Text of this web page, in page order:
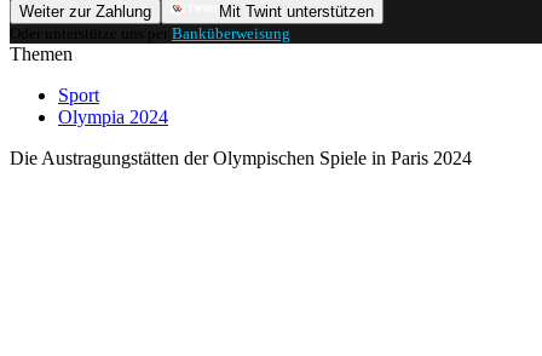
Weiter zur Zahlung
Mit Twint unterstützen
Oder unterstütze uns per Banküberweisung
Themen
Sport
Olympia 2024
Die Austragungstätten der Olympischen Spiele in Paris 2024